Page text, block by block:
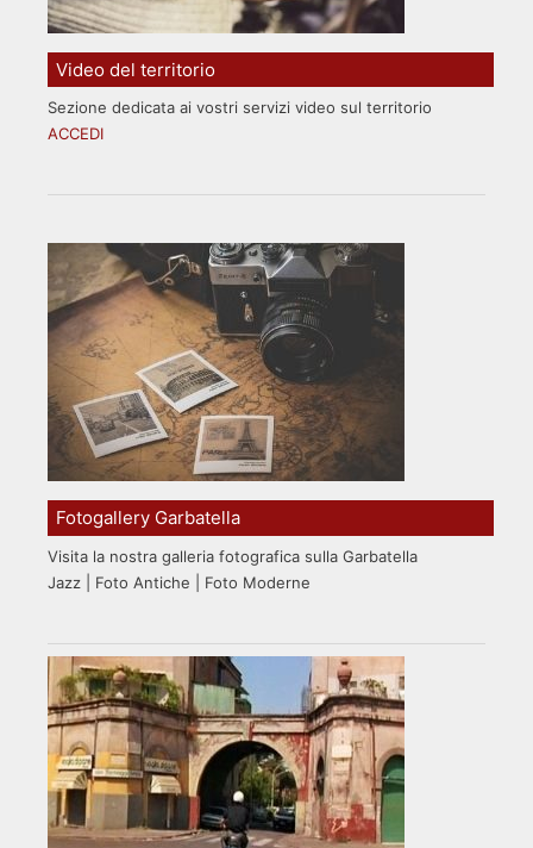
Video del territorio
Sezione dedicata ai vostri servizi video sul territorio
ACCEDI
Fotogallery Garbatella
Visita la nostra galleria fotografica sulla Garbatella
Jazz | Foto Antiche | Foto Moderne